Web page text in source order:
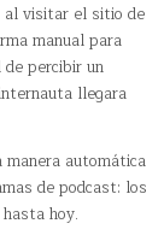
al visitar el sitio de
manual para
de percibir un
llegara
automática
de podcast: los
hoy.